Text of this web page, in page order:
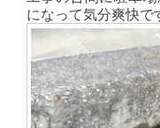
になって気分爽快で